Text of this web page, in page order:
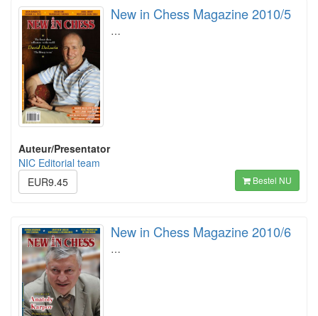
New in Chess Magazine 2010/5
…
Auteur/Presentator
NIC Editorial team
EUR9.45
Bestel NU
New in Chess Magazine 2010/6
…